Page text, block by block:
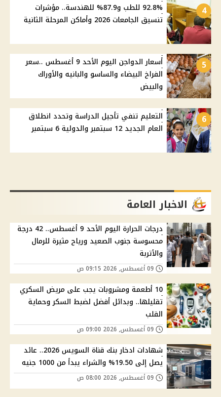
4
92.8% للطب و87.9% للهندسة.. مؤشرات
تنسيق الجامعات 2026 وأماكن المرحلة الثانية
5
أسعار الدواجن اليوم الأحد 9 أغسطس ..سعر
الفراخ البيضاء والساسو والبانيه والأوراك
والبيض
6
التعليم تنفي تأجيل الدراسة وتحدد انطلاق
العام الجديد 12 سبتمبر والدولية 6 سبتمبر
الاخبار العامة
درجات الحرارة اليوم الأحد 9 أغسطس.. 42 درجة
محسوسة جنوب الصعيد ورياح مثيرة للرمال
والأتربة
10 أطعمة ومشروبات يجب على مريض السكري
تقليلها.. وبدائل أفضل لضبط السكر وحماية
القلب
شهادات ادخار بنك قناة السويس 2026.. عائد
يصل إلى 19.50% والشراء يبدأ من 1000 جنيه